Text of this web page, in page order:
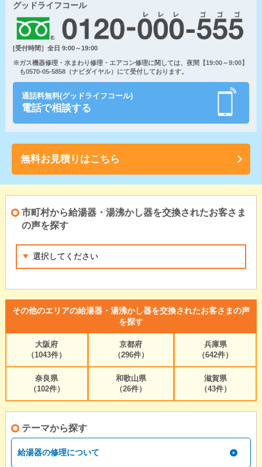
グッドライフコール
[受付時間］全日 9:00～19:00
※ガス機器修理・水まわり修理・エアコン修理に関しては、夜間【19:00～9:00】
も0570-05-5858（ナビダイヤル）にて受付しております。
通話料無料(グッドライフコール)
電話で相談する
無料お見積りはこちら
市町村から給湯器・湯沸かし器を交換されたお客さま
の声を探す
その他のエリアの給湯器・湯沸かし器を交換されたお客さまの声
を探す
大阪府
（1043件）
京都府
（296件）
兵庫県
（642件）
奈良県
（102件）
和歌山県
（26件）
滋賀県
（43件）
テーマから探す
給湯器の修理について